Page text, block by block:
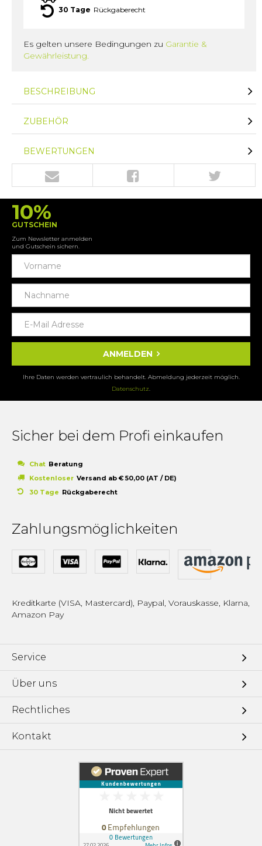
30 Tage Rückgaberecht
Es gelten unsere Bedingungen zu Garantie &
Gewährleistung.
BESCHREIBUNG
ZUBEHÖR
BEWERTUNGEN
10%
GUTSCHEIN
Zum Newsletter anmelden
und Gutschein sichern.
ANMELDEN
Ihre Daten werden vertraulich behandelt. Abmeldung jederzeit möglich.
Datenschutz
Sicher bei dem Profi einkaufen
Chat Beratung
Kostenloser Versand ab € 50,00 (AT / DE)
30 Tage Rückgaberecht
Zahlungsmöglichkeiten
Kreditkarte (VISA, Mastercard), Paypal, Vorauskasse, Klarna,
Amazon Pay
Service
Über uns
Rechtliches
Kontakt